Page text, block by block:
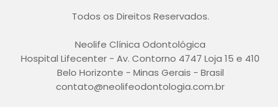
Todos os Direitos Reservados.
Neolife Clínica Odontológica
Hospital Lifecenter - Av. Contorno 4747 Loja 15 e 410
Belo Horizonte - Minas Gerais - Brasil
contato@neolifeodontologia.com.br